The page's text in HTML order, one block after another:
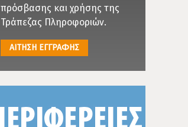
πρόσβασης και χρήσης της
Τράπεζας Πληροφοριών.
ΑΙΤΗΣΗ ΕΓΓΡΑΦΗΣ